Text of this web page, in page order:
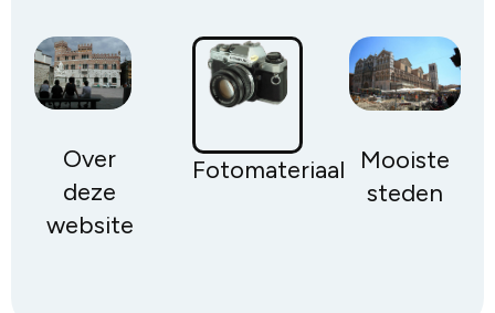
Over
deze
website
Fotomateriaal
Mooiste
steden